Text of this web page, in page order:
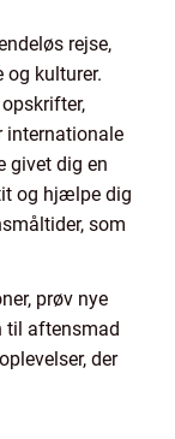
rejse,
og kulturer.
internationale
givet dig en
og hjælpe dig
som
prøv nye
til aftensmad
der